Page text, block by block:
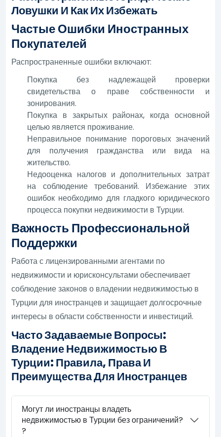
Ловушки И Как Их Избежать
Частые Ошибки Иностранных
Покупателей
Распространенные ошибки включают:
Покупка без надлежащей проверки
свидетельства о праве собственности и
зонирования.
Покупка в закрытых районах, когда основной
целью является проживание.
Неправильное понимание пороговых значений
для получения гражданства или вида на
жительство.
Недооценка налогов и дополнительных затрат
на соблюдение требований. Избежание этих
ошибок необходимо для гладкого юридического
процесса покупки недвижимости в Турции.
Важность Профессиональной
Поддержки
Работа с лицензированными агентами по
недвижимости и юрисконсультами обеспечивает
соблюдение законов о владении недвижимостью в
Турции для иностранцев и защищает долгосрочные
интересы в области собственности и инвестиций.
Часто Задаваемые Вопросы:
Владение Недвижимостью В
Турции: Правила, Права И
Преимущества Для Иностранцев
Могут ли иностранцы владеть
недвижимостью в Турции без ограничений?
?